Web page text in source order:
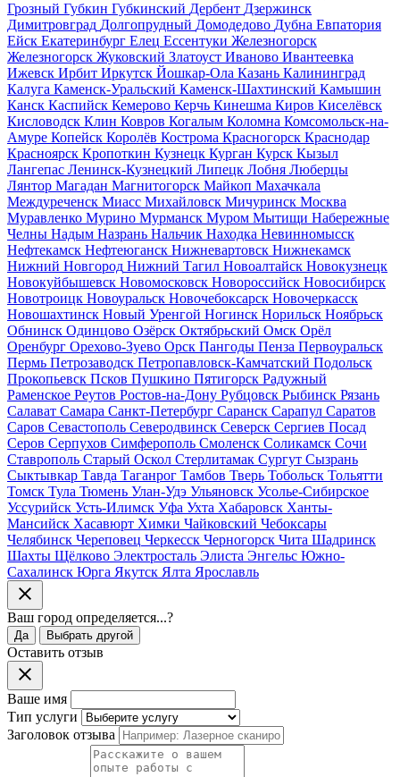
Грозный Губкин Губкинский Дербент Дзержинск
Димитровград Долгопрудный Домодедово Дубна Евпатория
Ейск Екатеринбург Елец Ессентуки Железногорск
Железногорск Жуковский Златоуст Иваново Ивантеевка
Ижевск Ирбит Иркутск Йошкар-Ола Казань Калининград
Калуга Каменск-Уральский Каменск-Шахтинский Камышин
Канск Каспийск Кемерово Керчь Кинешма Киров Киселёвск
Кисловодск Клин Ковров Когалым Коломна Комсомольск-на-
Амуре Копейск Королёв Кострома Красногорск Краснодар
Красноярск Кропоткин Кузнецк Курган Курск Кызыл
Лангепас Ленинск-Кузнецкий Липецк Лобня Люберцы
Лянтор Магадан Магнитогорск Майкоп Махачкала
Междуреченск Миасс Михайловск Мичуринск Москва
Муравленко Мурино Мурманск Муром Мытищи Набережные
Челны Надым Назрань Нальчик Находка Невинномысск
Нефтекамск Нефтеюганск Нижневартовск Нижнекамск
Нижний Новгород Нижний Тагил Новоалтайск Новокузнецк
Новокуйбышевск Новомосковск Новороссийск Новосибирск
Новотроицк Новоуральск Новочебоксарск Новочеркасск
Новошахтинск Новый Уренгой Ногинск Норильск Ноябрьск
Обнинск Одинцово Озёрск Октябрьский Омск Орёл
Оренбург Орехово-Зуево Орск Пангоды Пенза Первоуральск
Пермь Петрозаводск Петропавловск-Камчатский Подольск
Прокопьевск Псков Пушкино Пятигорск Радужный
Раменское Реутов Ростов-на-Дону Рубцовск Рыбинск Рязань
Салават Самара Санкт-Петербург Саранск Сарапул Саратов
Саров Севастополь Северодвинск Северск Сергиев Посад
Серов Серпухов Симферополь Смоленск Соликамск Сочи
Ставрополь Старый Оскол Стерлитамак Сургут Сызрань
Сыктывкар Тавда Таганрог Тамбов Тверь Тобольск Тольятти
Томск Тула Тюмень Улан-Удэ Ульяновск Усолье-Сибирское
Уссурийск Усть-Илимск Уфа Ухта Хабаровск Ханты-
Мансийск Хасавюрт Химки Чайковский Чебоксары
Челябинск Череповец Черкесск Черногорск Чита Шадринск
Шахты Щёлково Электросталь Элиста Энгельс Южно-
Сахалинск Юрга Якутск Ялта Ярославль
Ваш город определяется...?
Да Выбрать другой
Оставить отзыв
Ваше имя
Тип услуги
Заголовок отзыва